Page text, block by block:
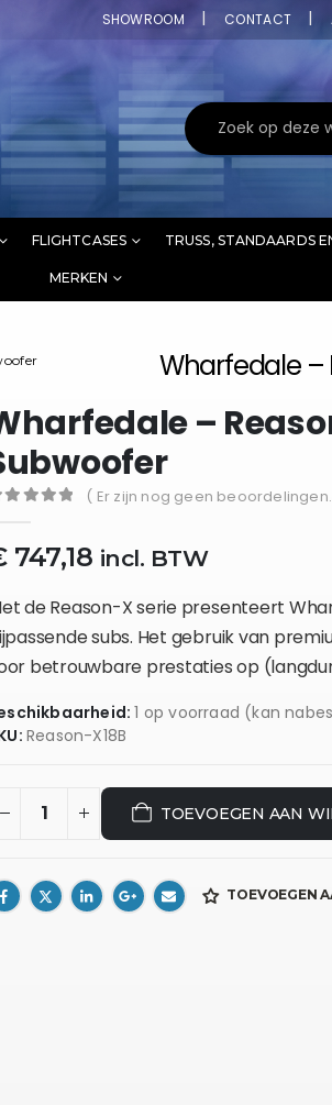
SHOWROOM CONTACT
FLIGHTCASES TRUSS, STANDAARDS
MERKEN
Wharfedale –
–
( Er zijn nog geen
747,18 incl. BTW
de Reason-X serie presenteert
subs. Het gebruik van
betrouwbare prestaties op
1 op voorraad (kan
Reason-X18B
TOEVOEGEN AAN
TOEVOEGEN